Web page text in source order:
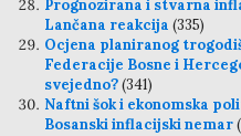
Prognozirana i stvarna
Lančana reakcija (335)
Ocjena planiranog
Federacije Bosne i
svejedno?(341)
Naftni šok i ekonomska
Bosanski inflacijski nemar